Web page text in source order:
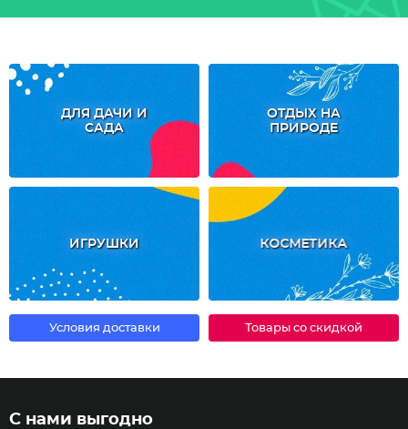
ДЛЯ ДАЧИ И
САДА
ОТДЫХ НА
ПРИРОДЕ
ИГРУШКИ КОСМЕТИКА
Условия доставки Товары со скидкой
С нами выгодно